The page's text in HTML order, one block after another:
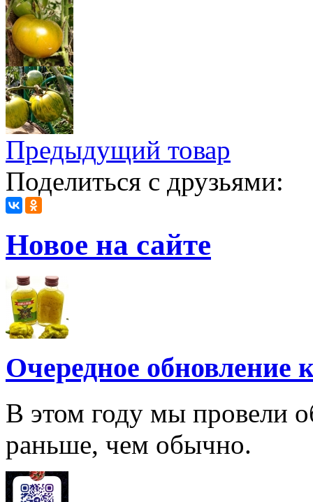
Предыдущий товар
Поделиться с друзьями:
Новое на сайте
Очередное обновление
В этом году мы провели
раньше, чем обычно.